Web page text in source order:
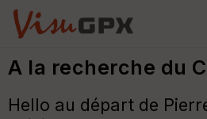
A la recherche du
Hello au départ de